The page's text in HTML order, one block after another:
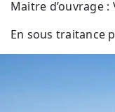
Maitre d’ouvrage :
En sous traitance